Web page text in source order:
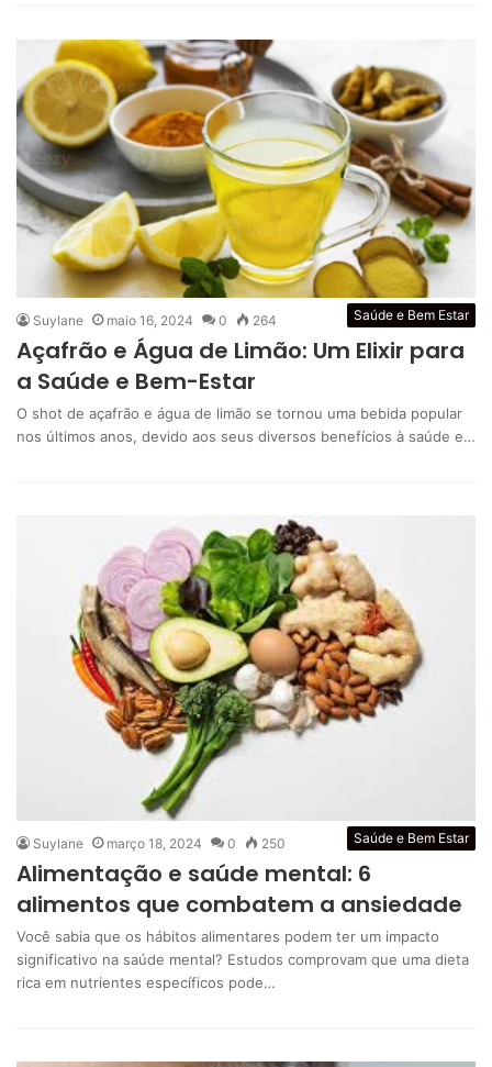
Saúde e Bem Estar
Suylane maio 16, 2024 0 264
Açafrão e Água de Limão: Um Elixir para
a Saúde e Bem-Estar
O shot de açafrão e água de limão se tornou uma bebida popular
nos últimos anos, devido aos seus diversos benefícios à saúde e…
Saúde e Bem Estar
Suylane março 18, 2024 0 250
Alimentação e saúde mental: 6
alimentos que combatem a ansiedade
Você sabia que os hábitos alimentares podem ter um impacto
significativo na saúde mental? Estudos comprovam que uma dieta
rica em nutrientes específicos pode…